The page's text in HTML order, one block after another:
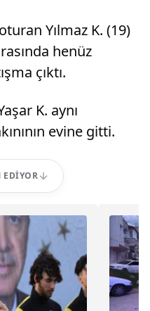
Yılmaz K. (19)
henüz
çıktı.
K. aynı
evine gitti.
EDIYOR